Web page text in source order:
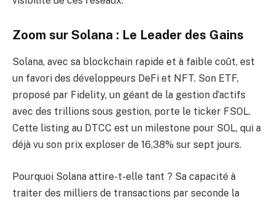
Zoom sur Solana : Le Leader des Gains
Solana, avec sa blockchain rapide et à faible coût, est
un favori des développeurs DeFi et NFT. Son ETF,
proposé par Fidelity, un géant de la gestion d’actifs
avec des trillions sous gestion, porte le ticker FSOL.
Cette listing au DTCC est un milestone pour SOL, qui a
déjà vu son prix exploser de 16,38% sur sept jours.
Pourquoi Solana attire-t-elle tant ? Sa capacité à
traiter des milliers de transactions par seconde la